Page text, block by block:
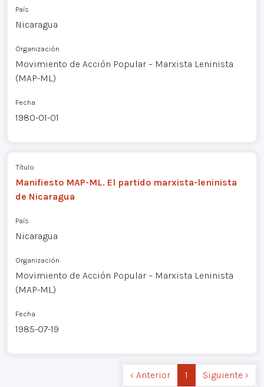
País
Nicaragua
Organización
Movimiento de Acción Popular – Marxista Leninista
(MAP-ML)
Fecha
1980-01-01
Título
Manifiesto MAP-ML. El partido marxista-leninista
de Nicaragua
País
Nicaragua
Organización
Movimiento de Acción Popular – Marxista Leninista
(MAP-ML)
Fecha
1985-07-19
‹ Anterior 1 Siguiente ›